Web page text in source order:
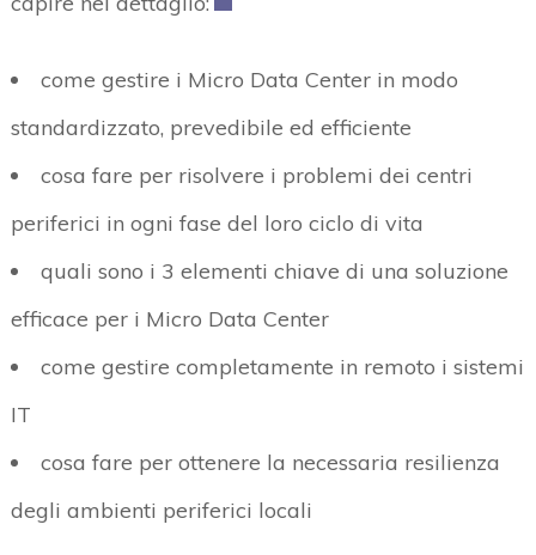
come gestire i Micro Data Center in modo
standardizzato, prevedibile ed efficiente
cosa fare per risolvere i problemi dei centri
periferici in ogni fase del loro ciclo di vita
quali sono i 3 elementi chiave di una soluzione
efficace per i Micro Data Center
come gestire completamente in remoto i sistemi
IT
cosa fare per ottenere la necessaria resilienza
degli ambienti periferici locali